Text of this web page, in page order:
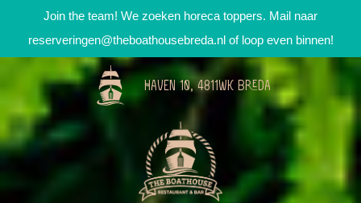
Join the team! We zoeken horeca toppers. Mail naar
reserveringen@theboathousebreda.nlof loop even binnen!
Haven 10, 4811WK Breda